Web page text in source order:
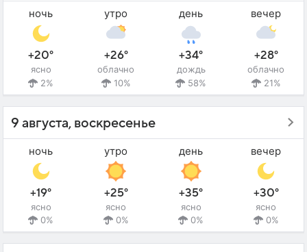
ночь
+20°
ясно
2%
утро
+26°
облачно
10%
день
+34°
дождь
58%
вечер
+28°
облачно
21%
9 августа, воскресенье
ночь
+19°
ясно
0%
утро
+25°
ясно
0%
день
+35°
ясно
0%
вечер
+30°
ясно
0%